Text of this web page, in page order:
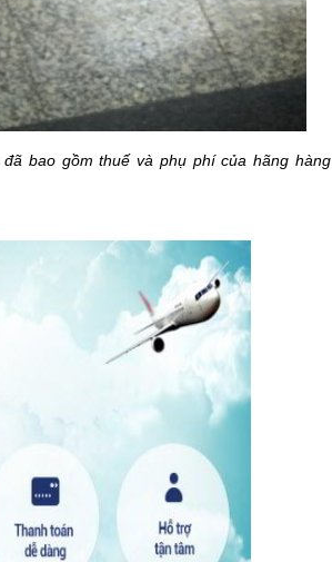
bao gồm thuế và phụ phí của hãng hàng